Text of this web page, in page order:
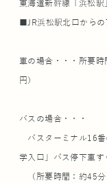
東海道新幹線「浜松
■JR浜松駅北口から
車の場合・・・所要
円）
バスの場合・・・
バスターミナル16番
学入口」バス停下車す
（所要時間：約45分